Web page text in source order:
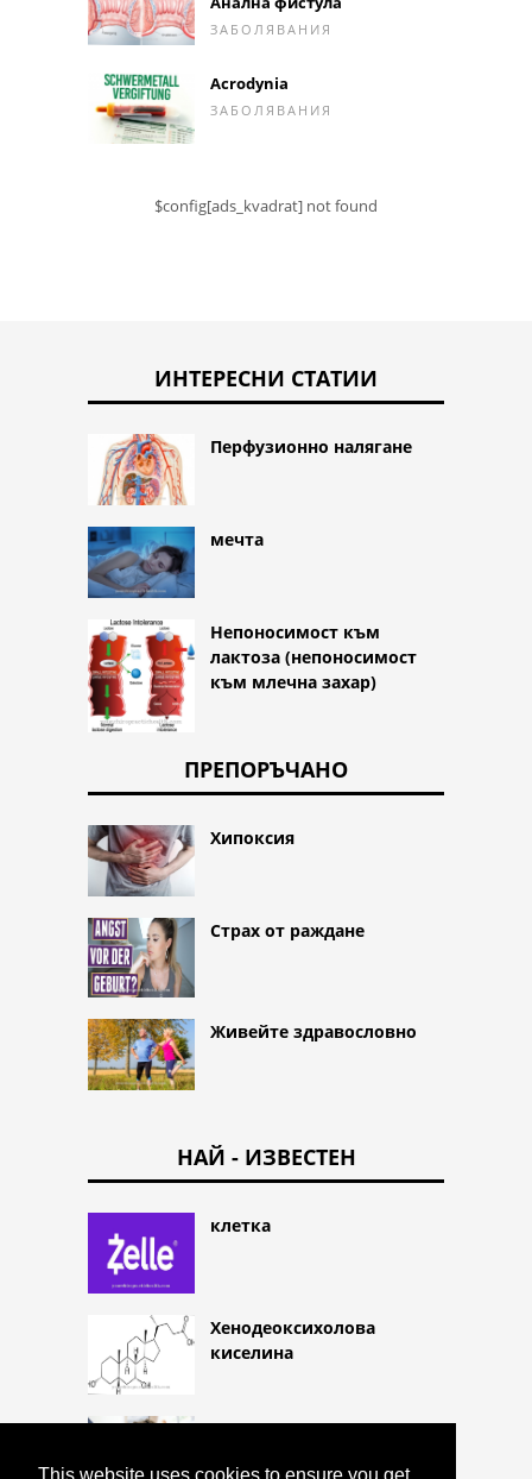
ЗАБОЛЯВАНИЯ
Acrodynia
ЗАБОЛЯВАНИЯ
$config[ads_kvadrat] not found
ИНТЕРЕСНИ СТАТИИ
Перфузионно налягане
мечта
Непоносимост към
лактоза (непоносимост
към млечна захар)
ПРЕПОРЪЧАНО
Хипоксия
Страх от раждане
Живейте здравословно
НАЙ - ИЗВЕСТЕН
клетка
Хенодеоксихолова
киселина
ацепромазинът